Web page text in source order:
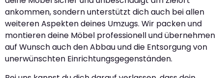
ankommen, sondern unterstützt dich auch bei allen
weiteren Aspekten deines Umzugs. Wir packen und
montieren deine Möbel professionell und übernehmen
auf Wunsch auch den Abbau und die Entsorgung von
unerwünschten Einrichtungsgegenständen.